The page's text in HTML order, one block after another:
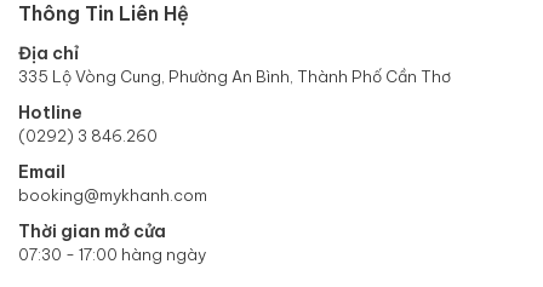
Thông Tin Liên Hệ
Địa chỉ
335 Lộ Vòng Cung, Phường An Bình, Thành Phố Cần Thơ
Hotline
(0292) 3 846.260
Email
booking@mykhanh.com
Thời gian mở cửa
07:30 - 17:00 hàng ngày